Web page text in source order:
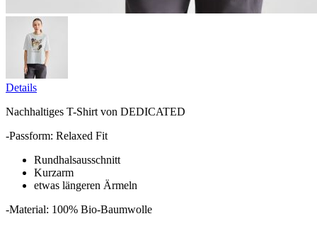
Details
Nachhaltiges T-Shirt von DEDICATED
-Passform: Relaxed Fit
Rundhalsausschnitt
Kurzarm
etwas längeren Ärmeln
-Material: 100% Bio-Baumwolle